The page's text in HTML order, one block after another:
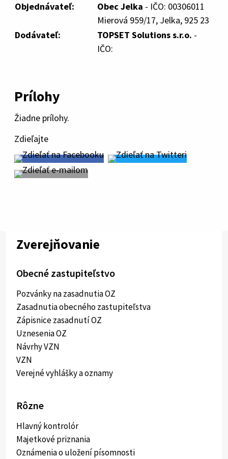
Objednávateľ:
Obec Jelka - IČO: 00306011
Mierová 959/17, Jelka, 925 23
Dodávateľ:
TOPSET Solutions s.r.o. -
IČO:
Prílohy
Žiadne prílohy.
Zdieľajte
Zverejňovanie
Obecné zastupiteľstvo
Pozvánky na zasadnutia OZ
Zasadnutia obecného zastupiteľstva
Zápisnice zasadnutí OZ
Uznesenia OZ
Návrhy VZN
VZN
Verejné vyhlášky a oznamy
Rôzne
Hlavný kontrolór
Majetkové priznania
Oznámenia o uložení písomnosti